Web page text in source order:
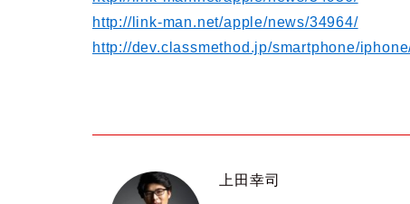
http://link-man.net/apple/news/34964/
http://dev.classmethod.jp/smartphone/
上田幸司